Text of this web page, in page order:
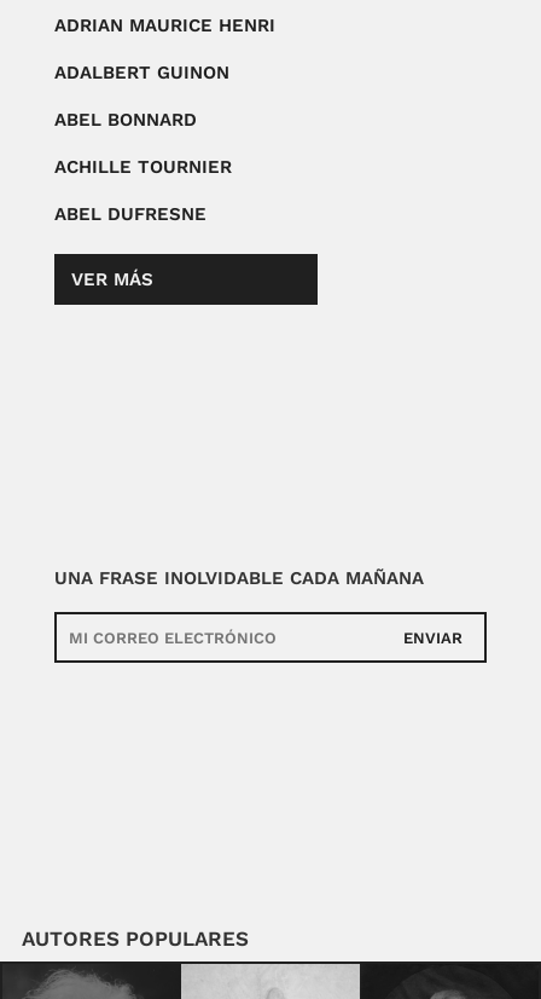
ADRIAN MAURICE HENRI
ADALBERT GUINON
ABEL BONNARD
ACHILLE TOURNIER
ABEL DUFRESNE
VER MÁS
UNA FRASE INOLVIDABLE CADA MAÑANA
ENVIAR
AUTORES POPULARES